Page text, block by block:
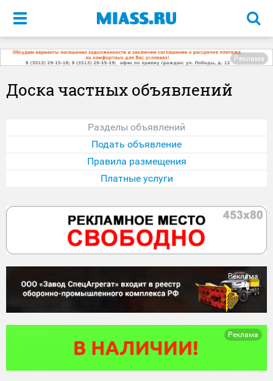
Меню
Реклама
Доска частных объявлений
Разделы объявлений
Подать объявление
Правила размещения
Платные услуги
Реклама
Реклама